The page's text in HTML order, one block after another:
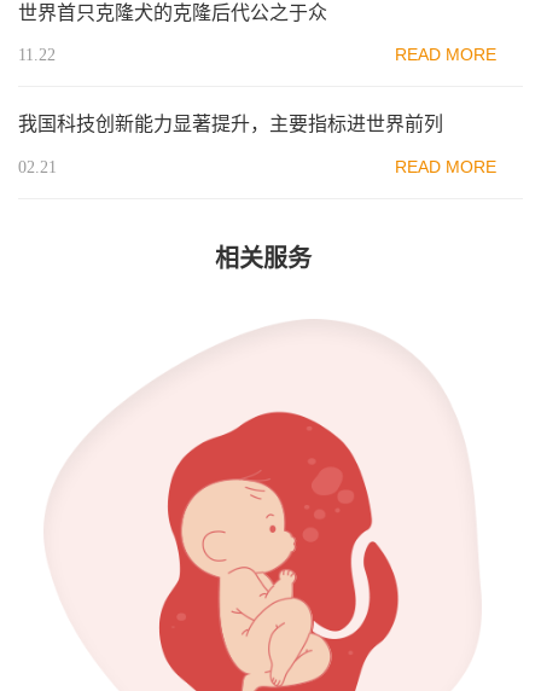
世界首只克隆犬的克隆后代公之于众
11.22 READ MORE
我国科技创新能力显著提升，主要指标进世界前列
02.21 READ MORE
相关服务